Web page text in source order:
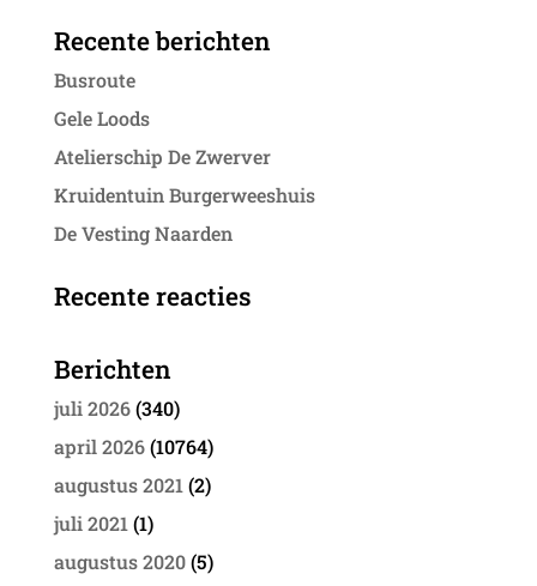
Recente berichten
Busroute
Gele Loods
Atelierschip De Zwerver
Kruidentuin Burgerweeshuis
De Vesting Naarden
Recente reacties
Berichten
juli 2026(340)
april 2026(10764)
augustus 2021 (2)
juli 2021 (1)
augustus 2020(5)